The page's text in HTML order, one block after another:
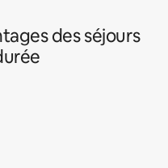
des séjours